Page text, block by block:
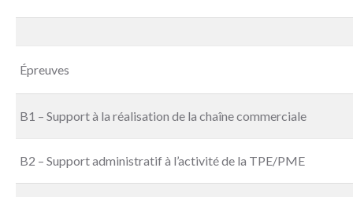
Épreuves
B1 – Support à la réalisation de la chaîne commerciale
B2 – Support administratif à l’activité de la TPE/PME